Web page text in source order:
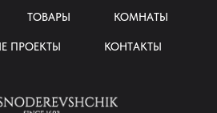
ТОВАРЫ КОМНАТЫ
ПРОЕКТЫ КОНТАКТЫ